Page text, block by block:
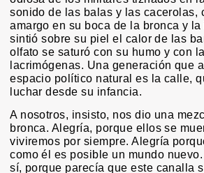
sonido de las balas y las cacerolas,
amargo en su boca de la bronca y
sintió sobre su piel el calor de las
olfato se saturó con su humo y con
lacrimógenas. Una generación que
espacio político natural es la calle,
luchar desde su infancia.
A nosotros, insisto, nos dio una
bronca. Alegría, porque ellos se
viviremos por siempre. Alegría
como él es posible un mundo
sí, porque parecía que este canalla